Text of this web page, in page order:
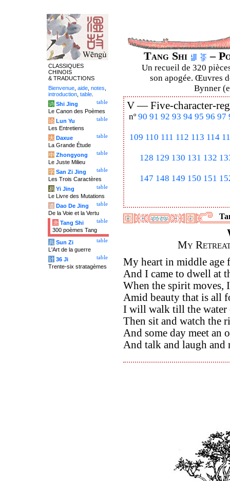
Tang Shi –
Un recueil de 320
son apogée. Œuvres
Bynner
V —Five-character-
nº 90 91 92 93 94 95 96 97
109 110 111 112 113 114
128 129 130 131 132
147 148 149 150 151
My
My heart in middle age
And I came to dwell at
When the spirit moves,
Amid beauty that is all
I will walk till the water
Then sit and watch the
And some day meet an
And talk and laugh and
CLASSIQUES
CHINOIS
& TRADUCTIONS
Bienvenue aide notes
introduction table
table
诗 Shi Jing
Le Canon des Poèmes
table
论 Lun Yu
Les Entretiens
table
大 Daxue
La Grande Étude
table
中 Zhongyong
Le Juste Milieu
table
字 San Zi Jing
Les Trois Caractères
table
易 Yi Jing
Le Livre des Mutations
table
道 Dao De Jing
De la Voie et la Vertu
table
唐 Tang Shi
300 poèmes Tang
table
兵 Sun Zi
L'Art de la guerre
table
计 36 Ji
Trente-six stratagèmes